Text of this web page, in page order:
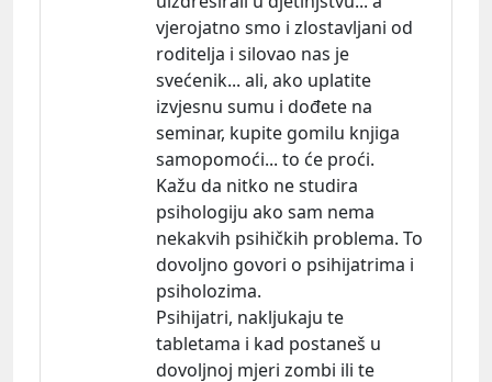
vjerojatno smo i zlostavljani od
roditelja i silovao nas je
svećenik... ali, ako uplatite
izvjesnu sumu i dođete na
seminar, kupite gomilu knjiga
samopomoći... to će proći.
Kažu da nitko ne studira
psihologiju ako sam nema
nekakvih psihičkih problema. To
dovoljno govori o psihijatrima i
psiholozima.
Psihijatri, nakljukaju te
tabletama i kad postaneš u
dovoljnoj mjeri zombi ili te